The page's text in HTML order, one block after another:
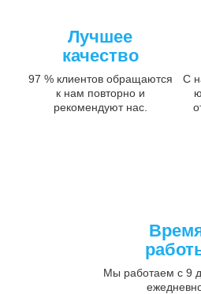
Лучшее
качество
97 % клиентов обращаются
к нам повторно и
рекомендуют нас.
С
Мы работаем с 9